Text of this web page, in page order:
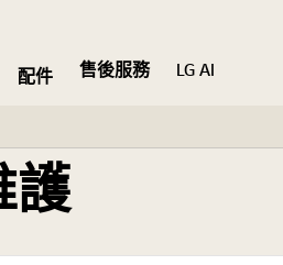
配件 售後服務 LG AI
護